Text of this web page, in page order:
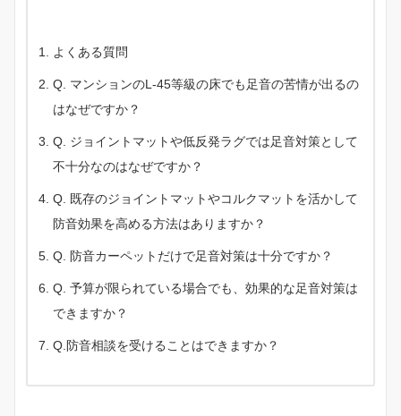
よくある質問
Q. マンションのL-45等級の床でも足音の苦情が出るの
はなぜですか？
Q. ジョイントマットや低反発ラグでは足音対策として
不十分なのはなぜですか？
Q. 既存のジョイントマットやコルクマットを活かして
防音効果を高める方法はありますか？
Q. 防音カーペットだけで足音対策は十分ですか？
Q. 予算が限られている場合でも、効果的な足音対策は
できますか？
Q.防音相談を受けることはできますか？